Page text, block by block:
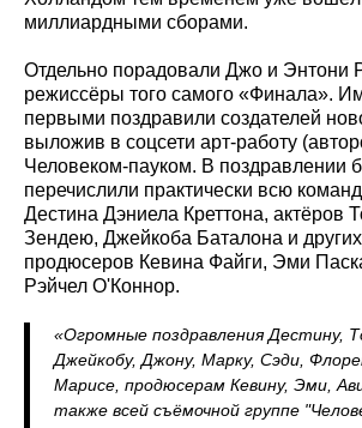
миллиардными сборами.
Отдельно порадовали Джо и Энтони
режиссёры того самого «Финала».
первыми поздравили создателей
выложив в соцсети арт-работу
Человеком-пауком. В поздравлении
перечислили практически всю
Дестина Дэниела Креттона, актёров
Зендею, Джейкоба Баталона и
продюсеров Кевина Файги, Эми
Рэйчел О'Коннор.
«Огромные поздравления Дестину,
Джейкобу, Джону, Марку, Сэди,
Марисе, продюсерам Кевину, Эми,
также всей съёмочной группе